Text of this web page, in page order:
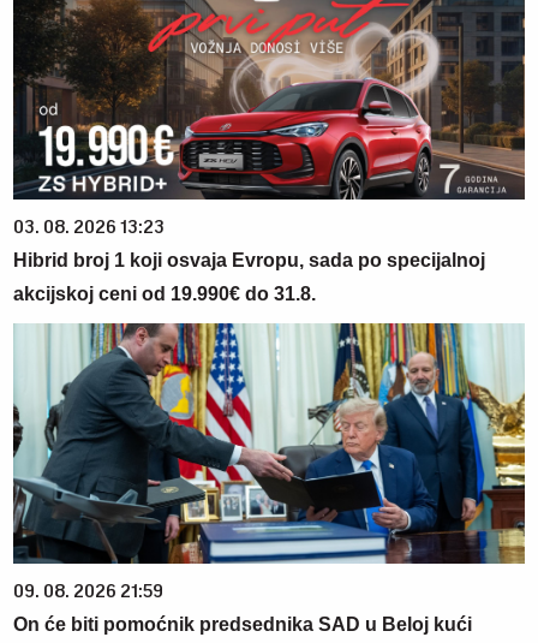
03. 08. 2026 13:23
Hibrid broj 1 koji osvaja Evropu, sada po specijalnoj
akcijskoj ceni od 19.990€ do 31.8.
09. 08. 2026 21:59
On će biti pomoćnik predsednika SAD u Beloj kući